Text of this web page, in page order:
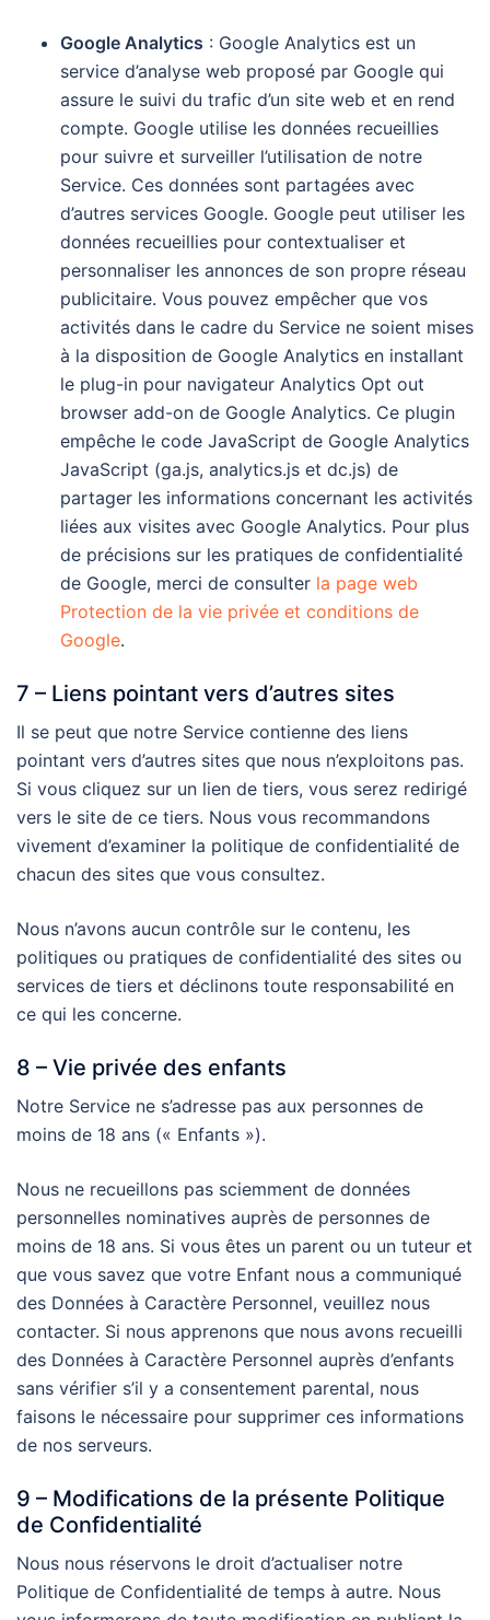
Google Analytics : Google Analytics est un
service d’analyse web proposé par Google qui
assure le suivi du trafic d’un site web et en rend
compte. Google utilise les données recueillies
pour suivre et surveiller l’utilisation de notre
Service. Ces données sont partagées avec
d’autres services Google. Google peut utiliser les
données recueillies pour contextualiser et
personnaliser les annonces de son propre réseau
publicitaire. Vous pouvez empêcher que vos
activités dans le cadre du Service ne soient mises
à la disposition de Google Analytics en installant
le plug-in pour navigateur Analytics Opt out
browser add-on de Google Analytics. Ce plugin
empêche le code JavaScript de Google Analytics
JavaScript (ga.js, analytics.js et dc.js) de
partager les informations concernant les activités
liées aux visites avec Google Analytics. Pour plus
de précisions sur les pratiques de confidentialité
de Google, merci de consulter la page web
Protection de la vie privée et conditions de
Google.
7 – Liens pointant vers d’autres sites
Il se peut que notre Service contienne des liens
pointant vers d’autres sites que nous n’exploitons pas.
Si vous cliquez sur un lien de tiers, vous serez redirigé
vers le site de ce tiers. Nous vous recommandons
vivement d’examiner la politique de confidentialité de
chacun des sites que vous consultez.
Nous n’avons aucun contrôle sur le contenu, les
politiques ou pratiques de confidentialité des sites ou
services de tiers et déclinons toute responsabilité en
ce qui les concerne.
8 – Vie privée des enfants
Notre Service ne s’adresse pas aux personnes de
moins de 18 ans (« Enfants »).
Nous ne recueillons pas sciemment de données
personnelles nominatives auprès de personnes de
moins de 18 ans. Si vous êtes un parent ou un tuteur et
que vous savez que votre Enfant nous a communiqué
des Données à Caractère Personnel, veuillez nous
contacter. Si nous apprenons que nous avons recueilli
des Données à Caractère Personnel auprès d’enfants
sans vérifier s’il y a consentement parental, nous
faisons le nécessaire pour supprimer ces informations
de nos serveurs.
9 – Modifications de la présente Politique
de Confidentialité
Nous nous réservons le droit d’actualiser notre
Politique de Confidentialité de temps à autre. Nous